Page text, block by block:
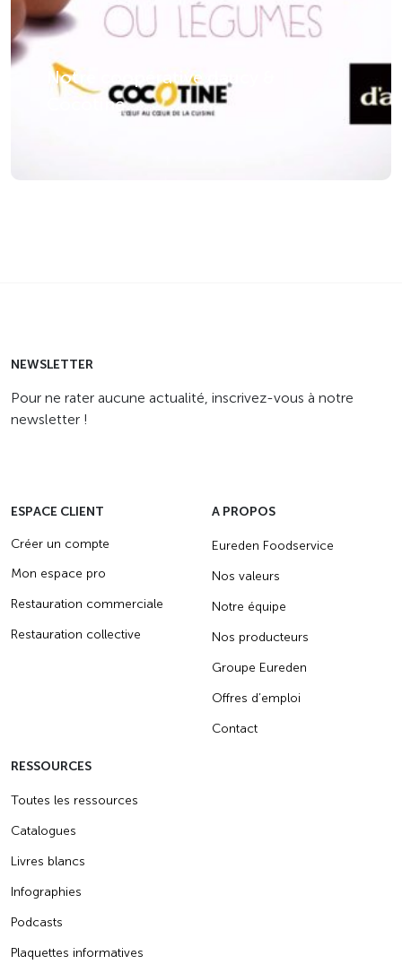
Notre coopérative daucy &
Cocotine
NEWSLETTER
Pour ne rater aucune actualité, inscrivez-vous à notre
newsletter !
ESPACE CLIENT
Créer un compte
Mon espace pro
Restauration commerciale
Restauration collective
A PROPOS
Eureden Foodservice
Nos valeurs
Notre équipe
Nos producteurs
Groupe Eureden
Offres d’emploi
Contact
RESSOURCES
Toutes les ressources
Catalogues
Livres blancs
Infographies
Podcasts
Plaquettes informatives